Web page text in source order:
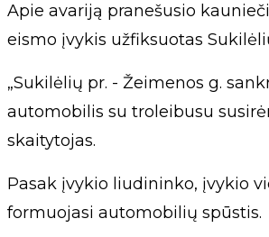
Apie avariją pranešusio
eismo įvykis užfiksuotas
„Sukilėlių pr. - Žeimenos g.
automobilis su troleibusu
skaitytojas.
Pasak įvykio liudininko, įvykio
formuojasi automobilių spūstis.